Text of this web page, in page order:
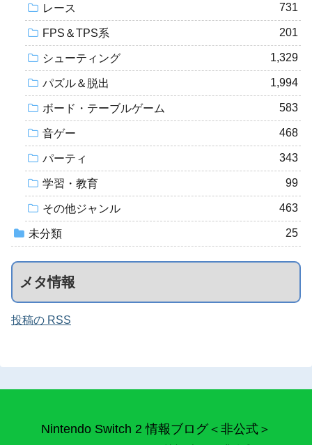
レース 731
FPS＆TPS系 201
シューティング 1,329
パズル＆脱出 1,994
ボード・テーブルゲーム 583
音ゲー 468
パーティ 343
学習・教育 99
その他ジャンル 463
未分類 25
メタ情報
投稿の RSS
Nintendo Switch 2 情報ブログ＜非公式＞